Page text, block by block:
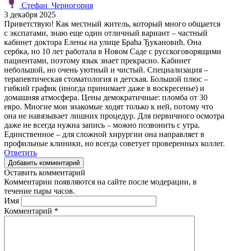
Стефан_Черногория
3 декабря 2025
Приветствую! Как местный житель, который много общается
с экспатами, знаю еще один отличный вариант – частный
кабинет доктора Елены на улице Браћа Ђукановић. Она
сербка, но 10 лет работала в Новом Саде с русскоговорящими
пациентами, поэтому язык знает прекрасно. Кабинет
небольшой, но очень уютный и чистый. Специализация –
терапевтическая стоматология и детская. Большой плюс –
гибкий график (иногда принимает даже в воскресенье) и
домашняя атмосфера. Цены демократичные: пломба от 30
евро. Многие мои знакомые ходят только к ней, потому что
она не навязывает лишних процедур. Для первичного осмотра
даже не всегда нужна запись – можно позвонить с утра.
Единственное – для сложной хирургии она направляет в
профильные клиники, но всегда советует проверенных коллег.
Ответить
Добавить комментарий
Оставить комментарий
Комментарии появляются на сайте после модерации, в
течение пары часов.
Имя
Комментарий *